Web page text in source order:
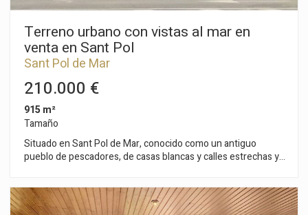
Terreno urbano con vistas al mar en
venta en Sant Pol
Sant Pol de Mar
210.000 €
915 m²
Tamaño
Situado en Sant Pol de Mar, conocido como un antiguo
pueblo de pescadores, de casas blancas y calles estrechas y
al nordeste de Barcelona entre las poblaciones de Calella y
Canet de Mar. Se trata de una parcela con forma rectangular,